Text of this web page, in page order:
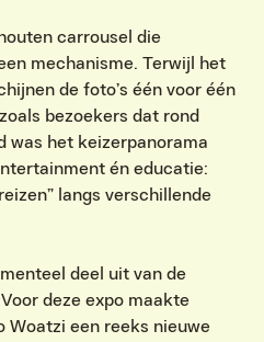
carrousel die
mechanisme. Terwijl het
de foto’s één voor één
bezoekers dat rond
was het keizerpanorama
én educatie:
langs verschillende
deel uit van de
deze expo maakte
Woatzi een reeks nieuwe